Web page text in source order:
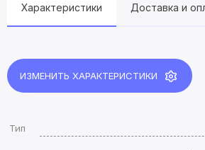
Характеристики Доставка и
ИЗМЕНИТЬ ХАРАКТЕРИСТИКИ
Тип